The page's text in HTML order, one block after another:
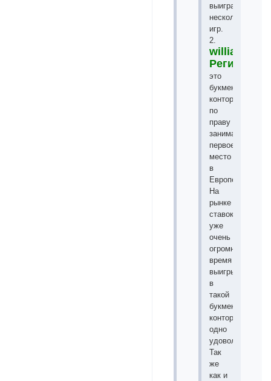
выиграете
несколько
игр.
2.
это
букмекерская
контора
по
праву
занимает
первое
место
в
Европе.
На
рынке
ставок
уже
очень
огромное
время
выигрывать
в
такой
букмекерской
конторе
одно
удовольствие.
Так
же
как и